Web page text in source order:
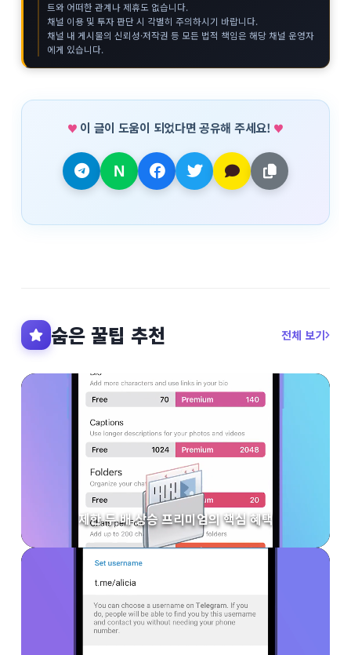
트와 어떠한 관계나 제휴도 없습니다.
채널 이용 및 투자 판단 시 각별히 주의하시기 바랍니다.
채널 내 게시물의 신뢰성·저작권 등 모든 법적 책임은 해당 채널 운영자
에게 있습니다.
이 글이 도움이 되었다면 공유해 주세요!
숨은 꿀팁 추천 전체 보기
제한 두 배 상승 프리미엄의 핵심 혜택